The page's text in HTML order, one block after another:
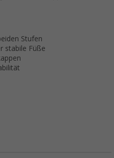
Stufen
stabile Füße